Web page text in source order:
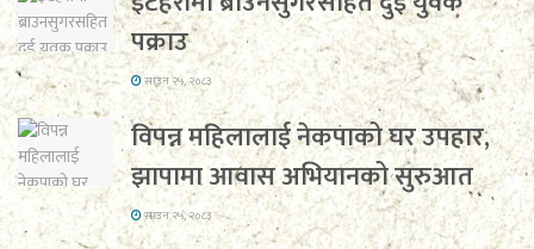
पक्राउ
साउन २५, २०८३
विपन्न महिलालाई नेकपाको घर उपहार,
झापामा आवास अभियानको सुरुआत
साउन २५, २०८३